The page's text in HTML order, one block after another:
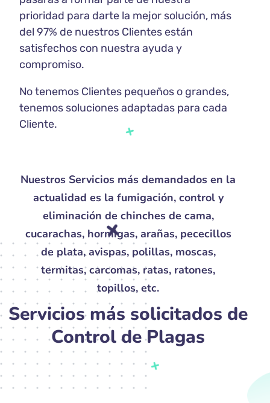
prioridad para darte la mejor solución, más
del 97% de nuestros Clientes están
satisfechos con nuestra ayuda y
compromiso.
No tenemos Clientes pequeños o grandes,
tenemos soluciones adaptadas para cada
Cliente.
Nuestros Servicios más demandados en la
actualidad es la fumigación, control y
eliminación de chinches de cama,
cucarachas, hormigas, arañas, pececillos
de plata, avispas, polillas, moscas,
termitas, carcomas, ratas, ratones,
topillos, etc.
Servicios más solicitados de
Control de Plagas